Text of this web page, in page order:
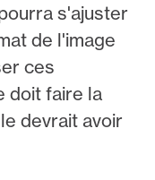
s'ajuster
de l'image
ces
doit faire la
devrait avoir